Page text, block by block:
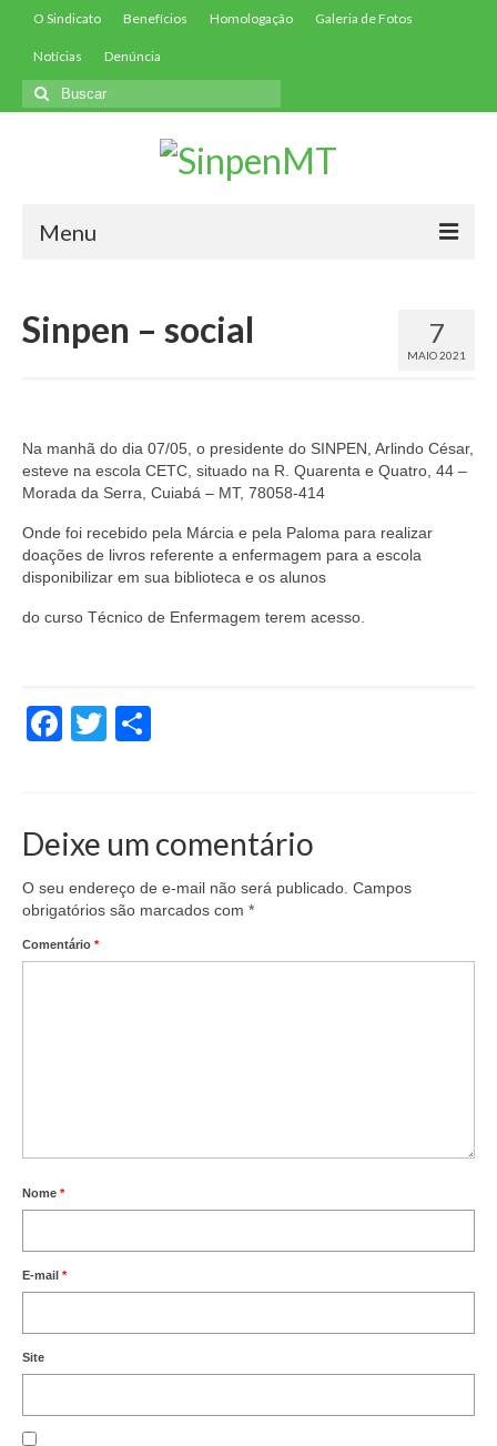
O Sindicato Benefícios Homologação Galeria de Fotos
Notícias Denúncia
Buscar
por:
Menu
Filie-se
Contribuição Assistencial
Notícias
Contato
7
MAIO 2021
Sinpen – social
Na manhã do dia 07/05, o presidente do SINPEN, Arlindo César,
esteve na escola CETC, situado na R. Quarenta e Quatro, 44 –
Morada da Serra, Cuiabá – MT, 78058-414
Onde foi recebido pela Márcia e pela Paloma para realizar
doações de livros referente a enfermagem para a escola
disponibilizar em sua biblioteca e os alunos
do curso Técnico de Enfermagem terem acesso.
Facebook
Twitter
Deixe um comentário
O seu endereço de e-mail não será publicado. Campos
obrigatórios são marcados com *
Comentário *
Nome *
E-mail *
Site